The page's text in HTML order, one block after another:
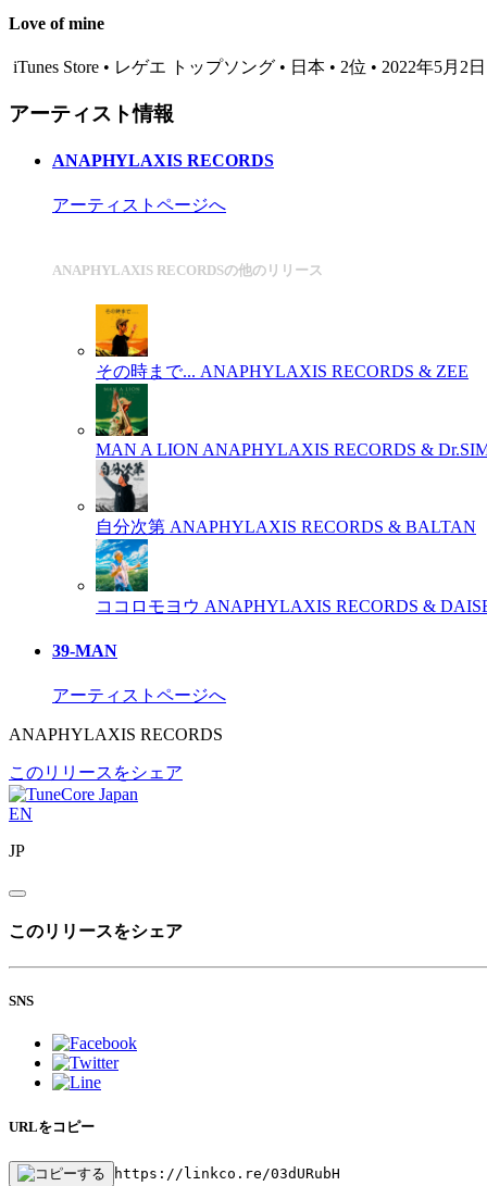
Love of mine
iTunes Store • レゲエ トップソング • 日本 • 2位 • 2022年5月2日
アーティスト情報
ANAPHYLAXIS RECORDS
アーティストページへ
ANAPHYLAXIS RECORDSの他のリリース
その時まで... ANAPHYLAXIS RECORDS & ZEE
MAN A LION ANAPHYLAXIS RECORDS &
自分次第 ANAPHYLAXIS RECORDS & BALTAN
ココロモヨウ ANAPHYLAXIS RECORDS &
39-MAN
アーティストページへ
ANAPHYLAXIS RECORDS
このリリースをシェア
EN
JP
このリリースをシェア
SNS
URLをコピー
https://linkco.re/03dURubH